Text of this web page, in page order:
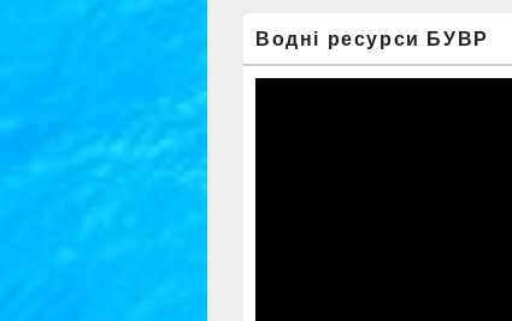
Водні ресурси БУВР